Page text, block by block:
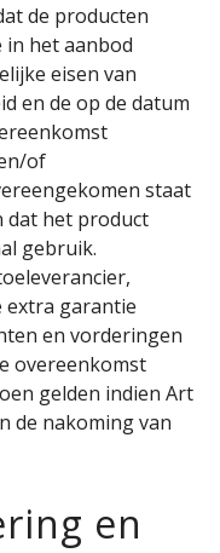
de producten
in het aanbod
eisen van
en de op de datum
of
staat
dat het product
gebruik.
garantie
en vorderingen
overeenkomst
gelden indien Art
de nakoming van
en